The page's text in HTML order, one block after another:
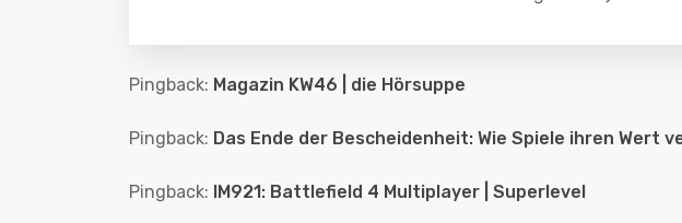
Pingback: Magazin KW46 | die Hörsuppe
Pingback: Das Ende der Bescheidenheit: Wie Spiele ihren Wert
Pingback: IM921: Battlefield 4 Multiplayer | Superlevel